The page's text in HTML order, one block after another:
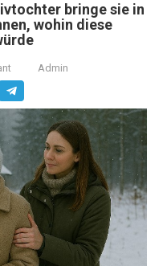
bringe sie in
wohin diese
Admin